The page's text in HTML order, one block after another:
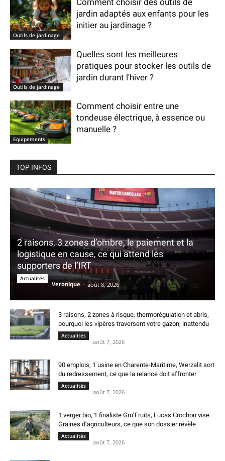
Outils de jardinage
Comment choisir des outils de
jardin adaptés aux enfants pour les
initier au jardinage ?
Outils de jardinage
Quelles sont les meilleures
pratiques pour stocker les outils de
jardin durant l'hiver ?
Equipements
Comment choisir entre une
tondeuse électrique, à essence ou
manuelle ?
TOP INFOS
2 raisons, 3 zones d’ombre, le paiement et la
logistique en cause, ce qui attend les
supporters de l’IRT
Actualités
Veronique - août 8, 2026
3 raisons, 2 zones à risque, thermorégulation et abris,
pourquoi les vipères traversent votre gazon, inattendu
Actualités
août 7, 2026
90 emplois, 1 usine en Charente-Maritime, Werzalit sort
du redressement, ce que la relance doit affronter
Actualités
août 7, 2026
1 verger bio, 1 finaliste Gru’Fruits, Lucas Crochon vise
Graines d’agriculteurs, ce que son dossier révèle
Actualités
août 7, 2026